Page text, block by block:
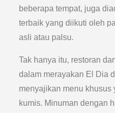
beberapa tempat, juga
terbaik yang diikuti oleh
asli atau palsu.
Tak hanya itu, restoran
dalam merayakan El Dia
menyajikan menu khusus
kumis. Minuman dengan